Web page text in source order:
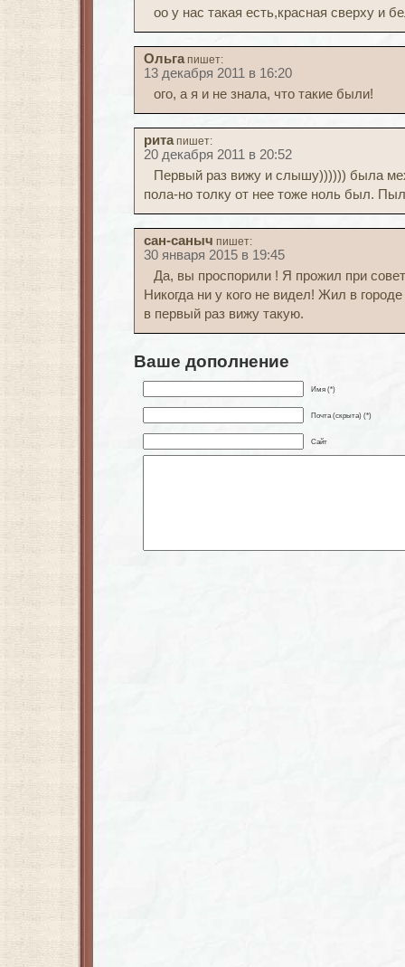
оо у нас такая есть,красная сверху и
Ольга пишет:
13 декабря 2011 в 16:20
ого, а я и не знала, что такие были!
рита пишет:
20 декабря 2011 в 20:52
Первый раз вижу и слышу)))))) была
пола-но толку от нее тоже ноль был.
сан-саныч пишет:
30 января 2015 в 19:45
Да, вы проспорили ! Я прожил при
Никогда ни у кого не видел! Жил в
в первый раз вижу такую.
Ваше дополнение
Имя (*)
Почта (скрыта) (*)
Сайт